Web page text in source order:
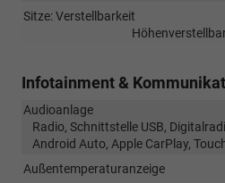
Sitze: Verstellbarkeit
Infotainment &
Audioanlage
Radio, Schnittstelle USB,
Android Auto, Apple CarPlay,
Außentemperaturanzeige